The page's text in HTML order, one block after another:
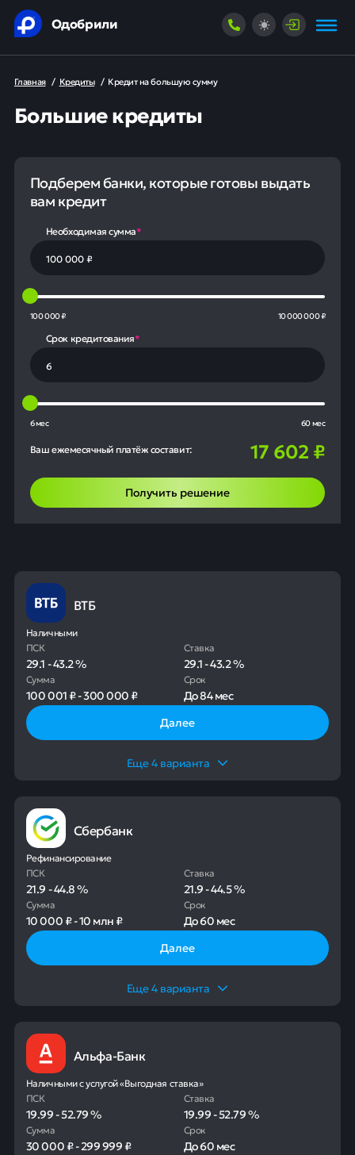
Одобрили
Главная / Кредиты / Кредит на большую сумму
Большие кредиты
Подберем банки, которые готовы выдать
вам кредит
Необходимая сумма*
100 000 ₽ 10 000 000 ₽
Срок кредитования*
6 мес 60 мес
Ваш ежемесячный платёж составит: 17 602₽
Получить решение
ВТБ
Наличными
ПСК
29.1-43.2%
Ставка
29.1-43.2%
Сумма
100 001 ₽-300 000 ₽
Срок
До84 мес
Далее
Еще4 варианта
Сбербанк
Рефинансирование
ПСК
21.9-44.8%
Ставка
21.9-44.5%
Сумма
10 000 ₽-10 млн ₽
Срок
До60 мес
Далее
Еще4 варианта
Альфа-Банк
Наличными с услугой «Выгодная ставка»
ПСК
19.99-52.79%
Ставка
19.99-52.79%
Сумма
30 000 ₽-299 999 ₽
Срок
До60 мес